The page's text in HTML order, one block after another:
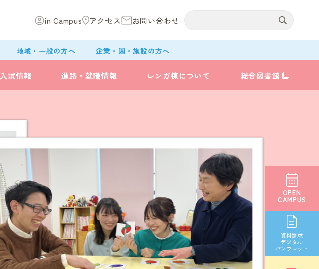
in Campus アクセス お問い合わせ
入試情報 進路・就職情報 レンガ棟について 総合図書館
地域・一般の方へ 企業・園・施設の方へ
OPEN
CAMPUS
資料請求
デジタル
パンフレット